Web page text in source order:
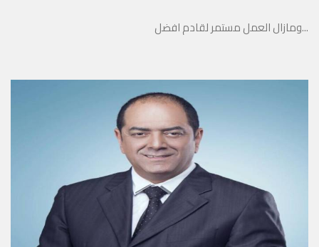
...ومازال العمل مستمر لقادم افضل